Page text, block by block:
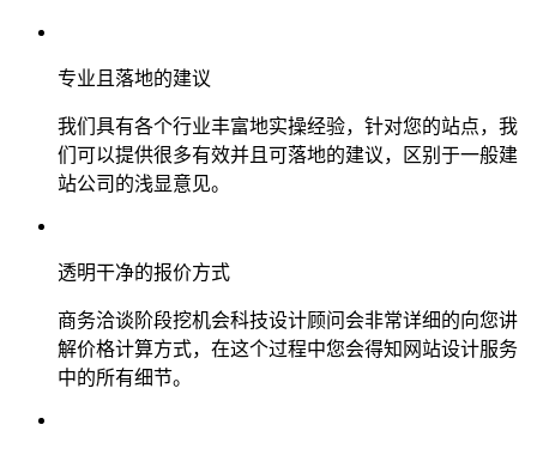
专业且落地的建议
我们具有各个行业丰富地实操经验，针对您的站点，我
们可以提供很多有效并且可落地的建议，区别于一般建
站公司的浅显意见。
透明干净的报价方式
商务洽谈阶段挖机会科技设计顾问会非常详细的向您讲
解价格计算方式，在这个过程中您会得知网站设计服务
中的所有细节。